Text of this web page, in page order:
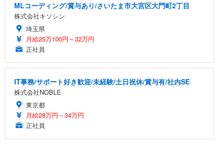
MLコーディング/賞与あり/さいたま市大宮区大門町2丁目
株式会社キソシン
埼玉県
月給25万100円～32万円
正社員
IT事務/サポート好き歓迎/未経験/土日祝休/賞与有/社内SE
株式会社NOBLE
東京都
月給28万円～34万円
正社員